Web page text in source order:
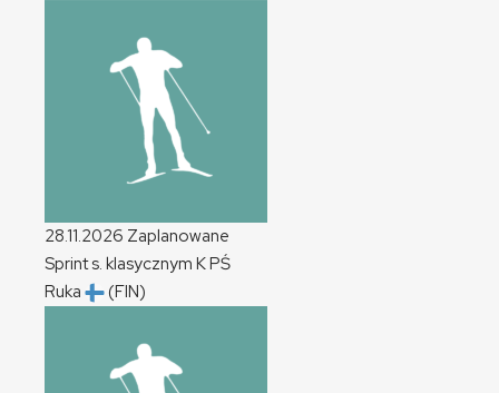
28.11.2026 Zaplanowane
Sprint s. klasycznym KPŚ
Ruka
(FIN)